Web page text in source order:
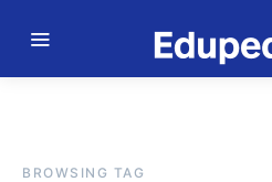
BROWSING TAG